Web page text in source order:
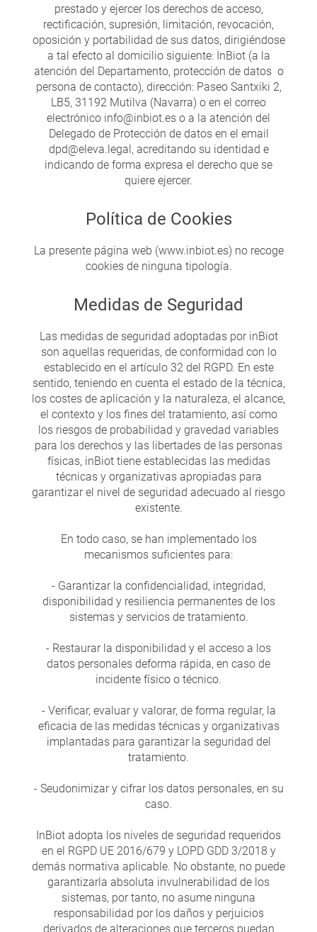
prestado y ejercer los derechos de acceso,
rectificación, supresión, limitación, revocación,
oposición y portabilidad de sus datos, dirigiéndose
a tal efecto al domicilio siguiente: InBiot (a la
atención del Departamento, protección de datos o
persona de contacto), dirección: Paseo Santxiki 2,
LB5, 31192 Mutilva (Navarra) o en el correo
electrónico info@inbiot.es o a la atención del
Delegado de Protección de datos en el email
dpd@eleva.legal, acreditando su identidad e
indicando de forma expresa el derecho que se
quiere ejercer.
Política de Cookies
La presente página web (www.inbiot.es) no recoge
cookies de ninguna tipología.
Medidas de Seguridad
Las medidas de seguridad adoptadas por inBiot
son aquellas requeridas, de conformidad con lo
establecido en el artículo 32 del RGPD. En este
sentido, teniendo en cuenta el estado de la técnica,
los costes de aplicación y la naturaleza, el alcance,
el contexto y los fines del tratamiento, así como
los riesgos de probabilidad y gravedad variables
para los derechos y las libertades de las personas
físicas, inBiot tiene establecidas las medidas
técnicas y organizativas apropiadas para
garantizar el nivel de seguridad adecuado al riesgo
existente.
En todo caso, se han implementado los
mecanismos suficientes para:
- Garantizar la confidencialidad, integridad,
disponibilidad y resiliencia permanentes de los
sistemas y servicios de tratamiento.
- Restaurar la disponibilidad y el acceso a los
datos personales deforma rápida, en caso de
incidente físico o técnico.
- Verificar, evaluar y valorar, de forma regular, la
eficacia de las medidas técnicas y organizativas
implantadas para garantizar la seguridad del
tratamiento.
- Seudonimizar y cifrar los datos personales, en su
caso.
InBiot adopta los niveles de seguridad requeridos
en el RGPD UE 2016/679 y LOPD GDD 3/2018 y
demás normativa aplicable. No obstante, no puede
garantizarla absoluta invulnerabilidad de los
sistemas, por tanto, no asume ninguna
responsabilidad por los daños y perjuicios
derivados de alteraciones que terceros puedan